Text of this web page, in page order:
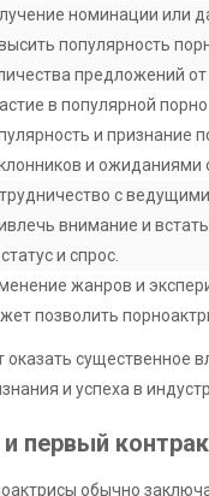
номинации или
популярность
предложений
в популярной
и признание
и ожиданиями
с
внимание и
и спрос.
жанров и
позволить
оказать существенное
и успеха в
первый
обычно